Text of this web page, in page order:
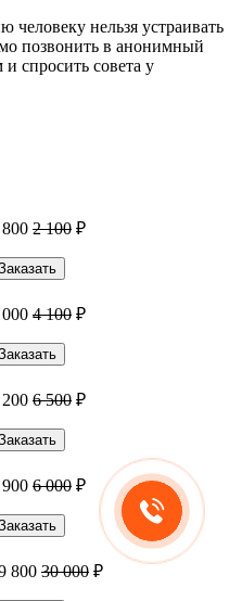
нельзя устраивать
позвонить в анонимный
спросить совета у
2 100 ₽
4 100 ₽
6 500 ₽
6 000 ₽
800 30 000 ₽